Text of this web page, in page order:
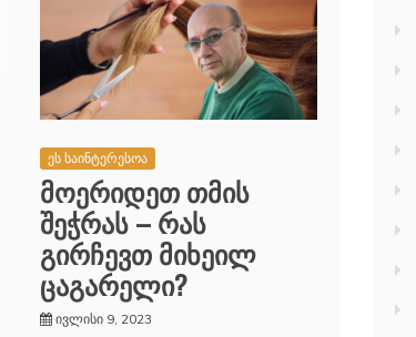
ეს საინტერესოა
მოერიდეთ თმის
შეჭრას – რას
გირჩევთ მიხეილ
ცაგარელი?
ივლისი 9, 2023